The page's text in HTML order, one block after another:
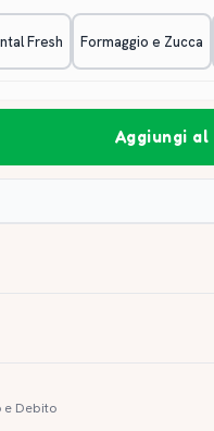
Fresh Formaggio e Zucca
Aggiungi
e Debito